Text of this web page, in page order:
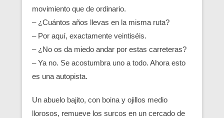
movimiento que de ordinario.
– ¿Cuántos años llevas en la misma ruta?
– Por aquí, exactamente veintiséis.
– ¿No os da miedo andar por estas carreteras?
– Ya no. Se acostumbra uno a todo. Ahora esto
es una autopista.
Un abuelo bajito, con boina y ojillos medio
llorosos, remueve los surcos en un cercado de